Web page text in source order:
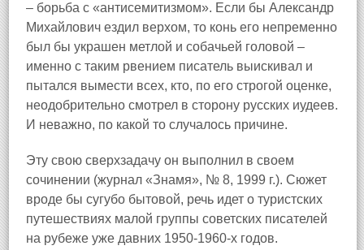
– борьба с «антисемитизмом». Если бы Александр
Михайлович ездил верхом, то конь его непременно
был бы украшен метлой и собачьей головой –
именно с таким рвением писатель выискивал и
пытался вымести всех, кто, по его строгой оценке,
неодобрительно смотрел в сторону русских иудеев.
И неважно, по какой то случалось причине.
Эту свою сверхзадачу он выполнил в своем
сочинении (журнал «Знамя», № 8, 1999 г.). Сюжет
вроде бы сугубо бытовой, речь идет о туристских
путешествиях малой группы советских писателей
на рубеже уже давних 1950‑1960‑х годов.